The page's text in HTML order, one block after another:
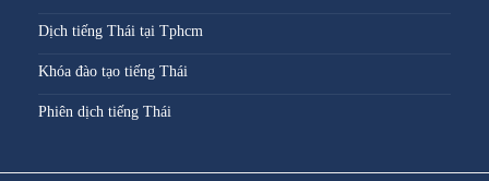
Dịch tiếng Thái tại Tphcm
Khóa đào tạo tiếng Thái
Phiên dịch tiếng Thái